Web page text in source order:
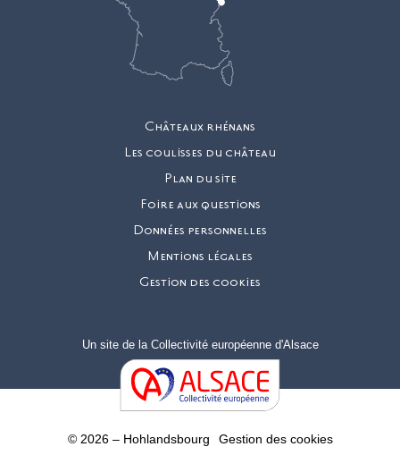
Châteaux rhénans
Les coulisses du château
Plan du site
Foire aux questions
Données personnelles
Mentions légales
Gestion des cookies
Un site de la Collectivité européenne d'Alsace
© 2026 – Hohlandsbourg Gestion des cookies